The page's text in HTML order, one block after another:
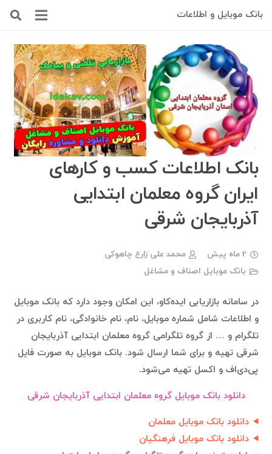
بانک موبایل و اطلاعات
بانک اطلاعات کسب و کارهای
ایران گروه معلمان ابتدایی
آذربایجان شرقی
2 ماه پیش
محمد علی زارع چاهوکی
بانک موبایل اصناف و مشاغل
در سامانه بازاریابی ایده‌کاو، این امکان وجود دارد که بانک موبایل
و اطلاعات شامل شماره موبایل، نام، نام خانوادگی، نام کاربری در
تلگرام و … از گروه تلگرامی گروه معلمان ابتدایی آذربایجان
شرقی تهیه و برای شما ارسال شود. بانک موبایل به صورت فایل
پی‌دی‌اف و اکسل تهیه می‌شود.
دانلود بانک موبایل گروه معلمان ابتدایی آذربایجان شرقی
دانلود بانک موبایل معلمان
دانلود بانک موبایل فرهنگیان